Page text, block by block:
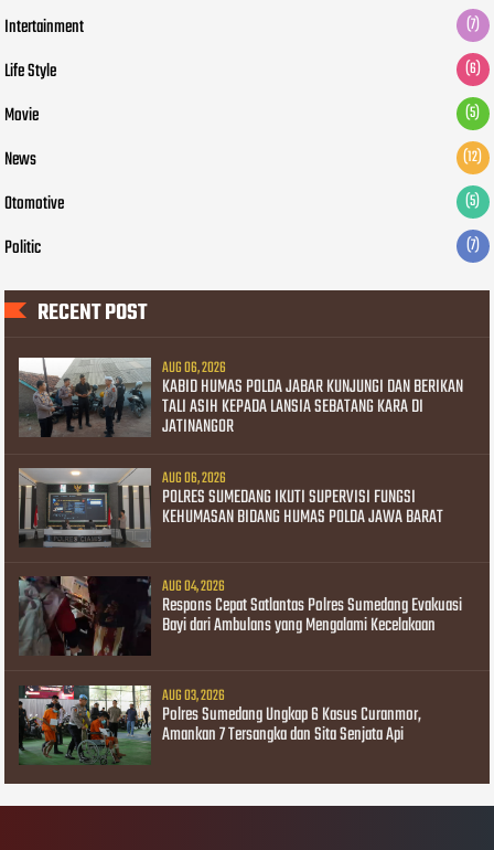
Intertainment (7)
Life Style (6)
Movie (5)
News (12)
Otomotive (5)
Politic (7)
RECENT POST
AUG 06, 2026
KABID HUMAS POLDA JABAR KUNJUNGI DAN BERIKAN
TALI ASIH KEPADA LANSIA SEBATANG KARA DI
JATINANGOR
AUG 06, 2026
POLRES SUMEDANG IKUTI SUPERVISI FUNGSI
KEHUMASAN BIDANG HUMAS POLDA JAWA BARAT
AUG 04, 2026
Respons Cepat Satlantas Polres Sumedang Evakuasi
Bayi dari Ambulans yang Mengalami Kecelakaan
AUG 03, 2026
Polres Sumedang Ungkap 6 Kasus Curanmor,
Amankan 7 Tersangka dan Sita Senjata Api